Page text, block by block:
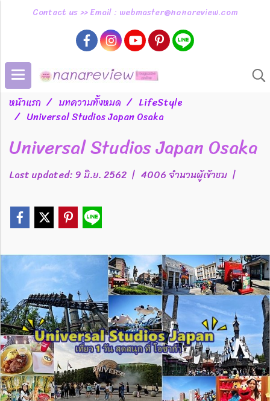
Contact us >> Email : webmaster@nanareview.com
หน้าแรก บทความทั้งหมด
LifeStyle
Universal Studios Japan Osaka
Universal Studios Japan Osaka
Last updated: 9 มิ.ย. 2562 | 4006 จำนวนผู้เข้าชม |